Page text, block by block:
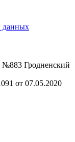
данных
№883 Гродненский
от 07.05.2020